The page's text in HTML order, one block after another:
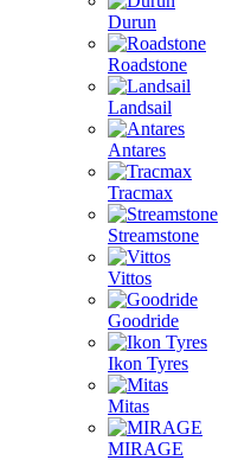
Durun
Roadstone
Landsail
Antares
Tracmax
Streamstone
Vittos
Goodride
Ikon Tyres
Mitas
MIRAGE